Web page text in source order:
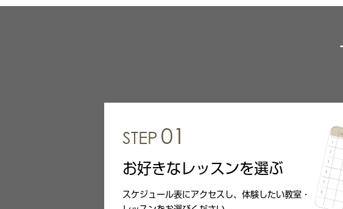
STEP 01
お好きなレッスンを選ぶ
スケジュール表にアクセスし、体験したい教室・